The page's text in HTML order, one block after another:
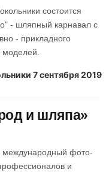
состоится
- шляпный карнавал с
- прикладного
и шляпа»
международный фото-
и